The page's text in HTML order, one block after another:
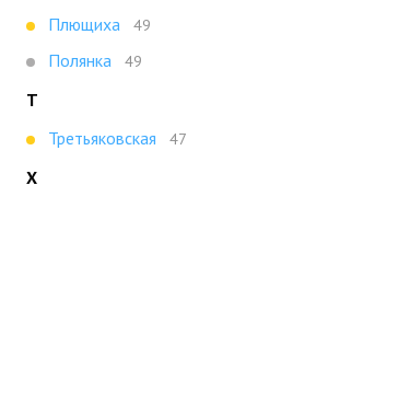
Плющиха 49
Полянка 49
Т
Третьяковская
47
Х